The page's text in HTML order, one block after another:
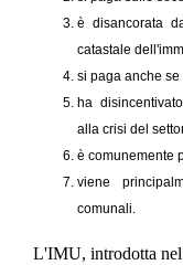
è disancorata
catastale
si paga anche
ha
alla crisi del
è comunemente
viene
comunali.
L'IMU, introdotta